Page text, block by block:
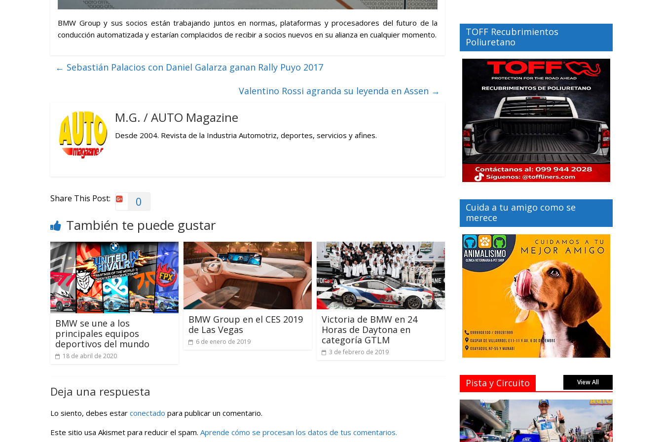
BMW Group y sus socios están trabajando juntos en normas, plataformas y procesadores del futuro de la
conducción automatizada y estarían complacidos de recibir a socios nuevos en su alianza en cualquier momento.
← Sebastián Palacios con Daniel Galarza ganan Rally Puyo 2017
Valentino Rossi agranda su leyenda en Assen →
M.G. / AUTO Magazine
Desde 2004. Revista de la Industria Automotriz, deportes, servicios y afines.
Share This Post: 0
También te puede gustar
BMW se une a los
principales equipos
deportivos del mundo
18 de abril de 2020
BMW Group en el CES 2019
de Las Vegas
6 de enero de 2019
Victoria de BMW en 24
Horas de Daytona en
categoría GTLM
3 de febrero de 2019
Deja una respuesta
Lo siento, debes estar conectado para publicar un comentario.
Este sitio usa Akismet para reducir el spam. Aprende cómo se procesan los datos de tus comentarios.
TOFF Recubrimientos
Poliuretano
Cuida a tu amigo como se
merece
Pista y Circuito View All